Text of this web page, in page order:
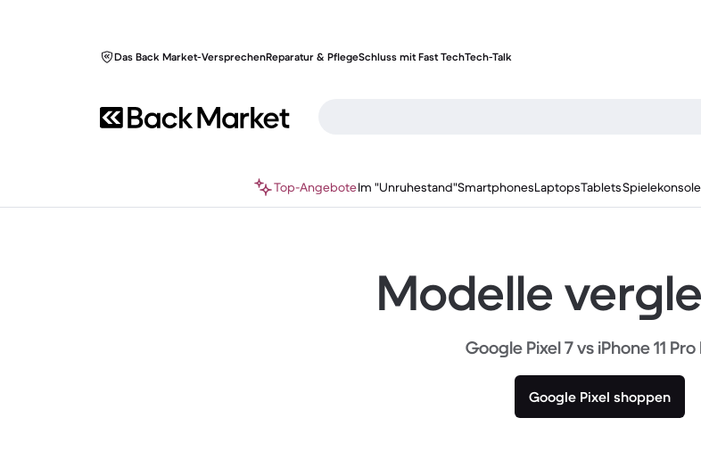
Das Back Market-VersprechenReparatur & PflegeSchluss mit Fast TechTech-Talk
Top-AngeboteIm "Unruhestand"SmartphonesLaptopsTablets
Modelle
Google Pixel 7 vs iPhone 11
Google Pixel shoppen